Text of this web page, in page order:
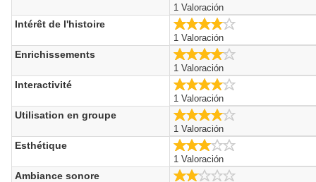
1 Valoración
Intérêt de l'histoire
1 Valoración
Enrichissements
1 Valoración
Interactivité
1 Valoración
Utilisation en groupe
1 Valoración
Esthétique
1 Valoración
Ambiance sonore